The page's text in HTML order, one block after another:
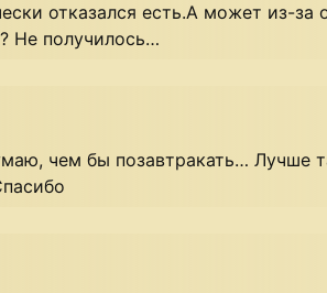
отказался есть.А может из-за
Не получилось…
чем бы позавтракать… Лучше